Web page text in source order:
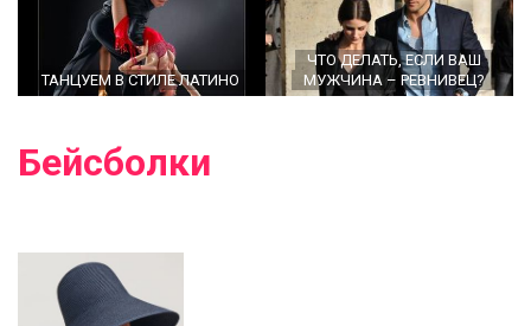
ТАНЦУЕМ В СТИЛЕ ЛАТИНО
ЧТО ДЕЛАТЬ, ЕСЛИ ВАШ
МУЖЧИНА – РЕВНИВЕЦ?
Бейсболки